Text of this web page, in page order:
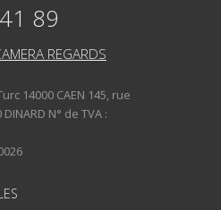
89
REGARDS
14000 CAEN 145, rue
N° de TVA :